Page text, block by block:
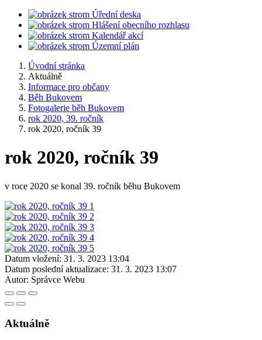
Úřední deska
Hlášení obecního rozhlasu
Kalendář akcí
Územní plán
Úvodní stránka
Aktuálně
Informace pro občany
Běh Bukovem
Fotogalerie běh Bukovem
rok 2020, 39. ročník
rok 2020, ročník 39
rok 2020, ročník 39
v roce 2020 se konal 39. ročník běhu Bukovem
Datum vložení: 31. 3. 2023 13:04
Datum poslední aktualizace: 31. 3. 2023 13:07
Autor: Správce Webu
Aktuálně